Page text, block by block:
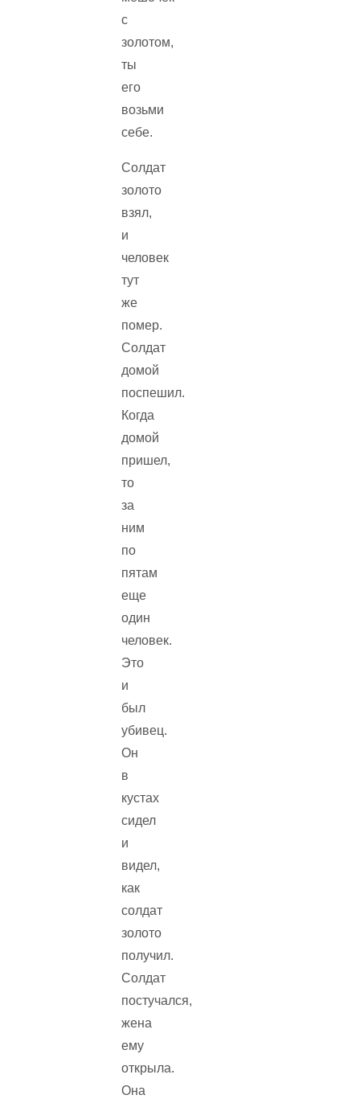
с
золотом,
ты
его
возьми
себе.
Солдат
золото
взял,
и
человек
тут
же
помер.
Солдат
домой
поспешил.
Когда
домой
пришел,
то
за
ним
по
пятам
еще
один
человек.
Это
и
был
убивец.
Он
в
кустах
сидел
и
видел,
как
солдат
золото
получил.
Солдат
постучался,
жена
ему
открыла.
Она